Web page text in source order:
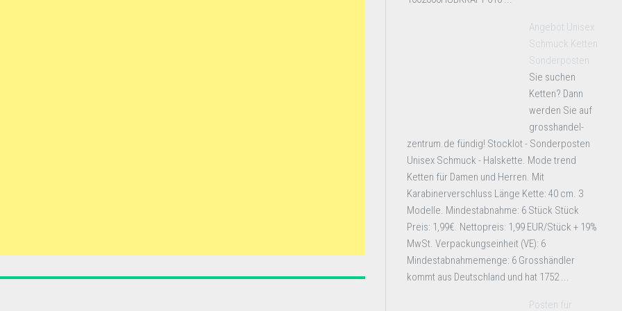
Angebot Unisex
Schmuck Ketten
Sonderposten
Sie suchen
Ketten? Dann
werden Sie auf
grosshandel-
zentrum.de fündig! Stocklot - Sonderposten
Unisex Schmuck - Halskette. Mode trend
Ketten für Damen und Herren. Mit
Karabinerverschluss Länge Kette: 40 cm. 3
Modelle. Mindestabnahme: 6 Stück Stück
Preis: 1,99€. Nettopreis: 1,99 EUR/Stück + 19%
MwSt. Verpackungseinheit (VE): 6
Mindestabnahmemenge: 6 Grosshändler
kommt aus Deutschland und hat 1752 ...
Posten für